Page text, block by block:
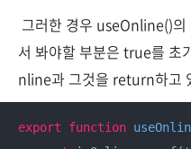
그러한 경우 useOnline()의
서 봐야할 부분은 true를 초
nline과 그것을 return하고
export function